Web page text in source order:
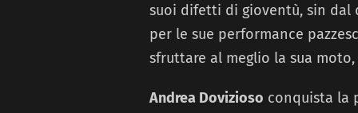
suoi difetti di gioventù, sin dal
per le sue performance
sfruttare al meglio la sua
Andrea Dovizioso conquista la